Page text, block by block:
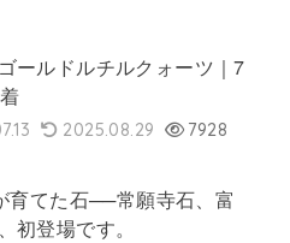
ールドルチルクォーツ｜7
2025.08.29 7928
育てた石──常願寺石、富
初登場です。